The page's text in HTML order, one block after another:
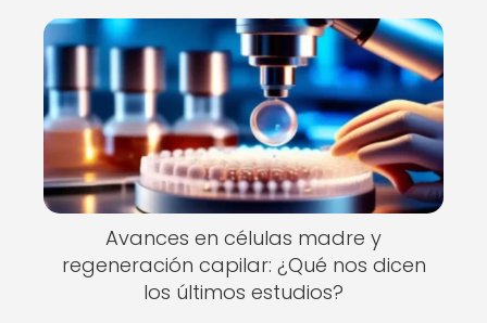
Avances en células madre y
regeneración capilar: ¿Qué nos dicen
los últimos estudios?